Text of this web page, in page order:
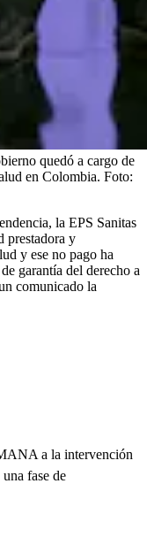
quedó a cargo de
en Colombia. Foto:
la EPS Sanitas
prestadora y
y ese no pago ha
garantía del derecho a
comunicado la
a la intervención
fase de